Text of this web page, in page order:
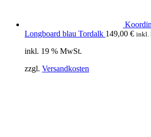
Longboard blau Tordalk 149,00 € inkl.
inkl. 19 % MwSt.
zzgl. Versandkosten